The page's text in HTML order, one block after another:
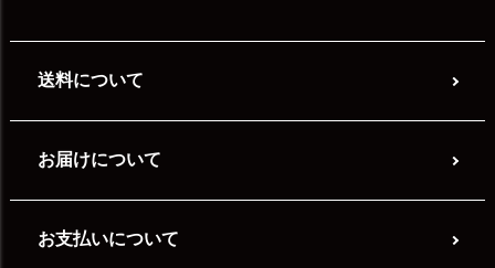
送料について
お届けについて
お支払いについて